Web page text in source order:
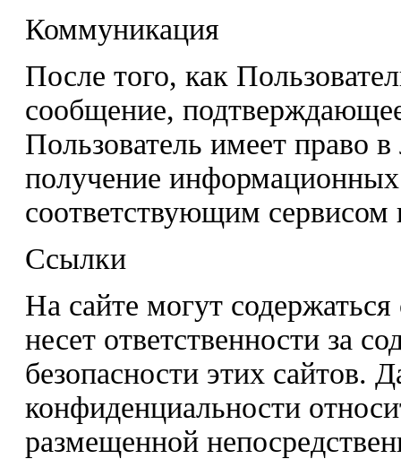
Коммуникация
После того, как
сообщение,
Пользователь имеет право
получение
соответствующим сервисом
Ссылки
На сайте могут
несет ответственности за
безопасности этих сайтов.
конфиденциальности
размещенной